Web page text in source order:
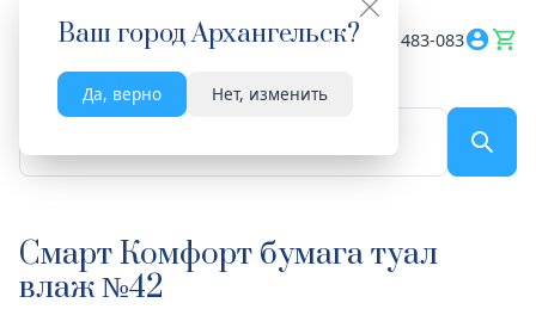
Ваш городАрхангельск?
Да, верно Нет, изменить
Весь сайт 8182 483-083
Смарт Комфорт бумага туал
влаж №42